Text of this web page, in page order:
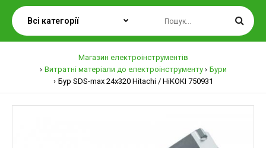
Магазин електроінструментів
Витратні матеріали до електроінструменту
Бури
Бур SDS-max 24х320 Hitachi / HiKOKI 750931